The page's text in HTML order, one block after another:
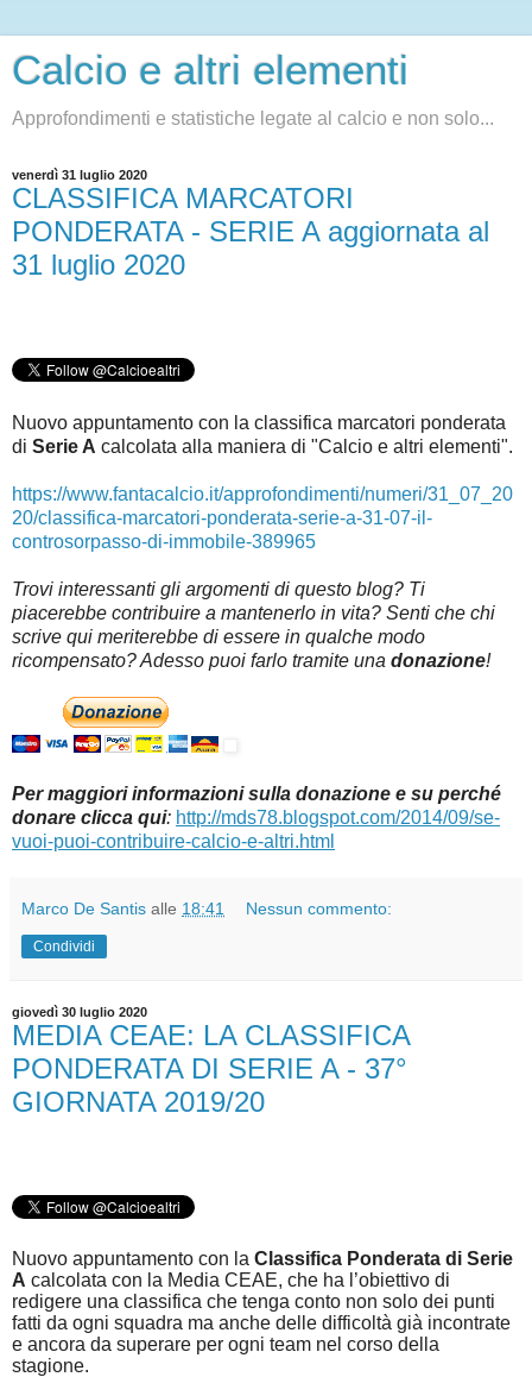
Calcio e altri elementi
Approfondimenti e statistiche legate al calcio e non solo...
venerdì 31 luglio 2020
CLASSIFICA MARCATORI
PONDERATA - SERIE A aggiornata al
31 luglio 2020
Nuovo appuntamento con la classifica marcatori ponderata
di Serie A calcolata alla maniera di "Calcio e altri elementi".
https://www.fantacalcio.it/approfondimenti/numeri/31_07_20
20/classifica-marcatori-ponderata-serie-a-31-07-il-
controsorpasso-di-immobile-389965
Trovi interessanti gli argomenti di questo blog? Ti
piacerebbe contribuire a mantenerlo in vita? Senti che chi
scrive qui meriterebbe di essere in qualche modo
ricompensato? Adesso puoi farlo tramite una donazione!
Per maggiori informazioni sulla donazione e su perché
donare clicca qui: http://mds78.blogspot.com/2014/09/se-
vuoi-puoi-contribuire-calcio-e-altri.html
Marco De Santis alle 18:41 Nessun commento:
Condividi
giovedì 30 luglio 2020
MEDIA CEAE: LA CLASSIFICA
PONDERATA DI SERIE A - 37°
GIORNATA 2019/20
Nuovo appuntamento con la Classifica Ponderata di Serie
A calcolata con la Media CEAE, che ha l’obiettivo di
redigere una classifica che tenga conto non solo dei punti
fatti da ogni squadra ma anche delle difficoltà già incontrate
e ancora da superare per ogni team nel corso della
stagione.